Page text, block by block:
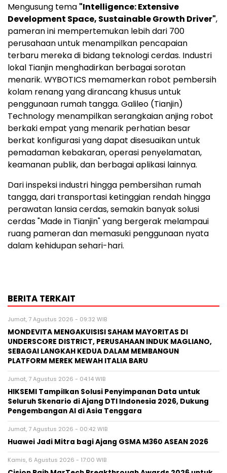
Mengusung tema "Intelligence: Extensive
Development Space, Sustainable Growth Driver",
pameran ini mempertemukan lebih dari 700
perusahaan untuk menampilkan pencapaian
terbaru mereka di bidang teknologi cerdas. Industri
lokal Tianjin menghadirkan berbagai sorotan
menarik. WYBOTICS memamerkan robot pembersih
kolam renang yang dirancang khusus untuk
penggunaan rumah tangga. Galileo (Tianjin)
Technology menampilkan serangkaian anjing robot
berkaki empat yang menarik perhatian besar
berkat konfigurasi yang dapat disesuaikan untuk
pemadaman kebakaran, operasi penyelamatan,
keamanan publik, dan berbagai aplikasi lainnya.
Dari inspeksi industri hingga pembersihan rumah
tangga, dari transportasi ketinggian rendah hingga
perawatan lansia cerdas, semakin banyak solusi
cerdas "Made in Tianjin" yang bergerak melampaui
ruang pameran dan memasuki penggunaan nyata
dalam kehidupan sehari-hari.
BERITA TERKAIT
Jumat, 7 Agustus 2026 - 09:32 WIB
MONDEVITA MENGAKUISISI SAHAM MAYORITAS DI
UNDERSCORE DISTRICT, PERUSAHAAN INDUK MAGLIANO,
SEBAGAI LANGKAH KEDUA DALAM MEMBANGUN
PLATFORM MEREK MEWAH ITALIA BARU
Jumat, 7 Agustus 2026 - 04:14 WIB
HIKSEMI Tampilkan Solusi Penyimpanan Data untuk
Seluruh Skenario di Ajang DTI Indonesia 2026, Dukung
Pengembangan AI di Asia Tenggara
Jumat, 7 Agustus 2026 - 00:42 WIB
Huawei Jadi Mitra bagi Ajang GSMA M360 ASEAN 2026
Kamis, 6 Agustus 2026 - 17:00 WIB